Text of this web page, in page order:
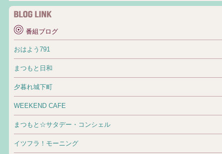
番組ブログ
おはよう791
まつもと日和
夕暮れ城下町
WEEKEND CAFE
まつもと☆サタデー・コンシェル
イツフラ！モーニング